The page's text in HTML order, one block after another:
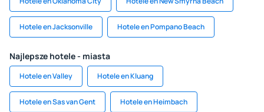
Hotele en Jacksonville Hotele en Pompano Beach
Najlepsze hotele - miasta
Hotele en Valley Hotele en Kluang
Hotele en Sas van Gent Hotele en Heimbach